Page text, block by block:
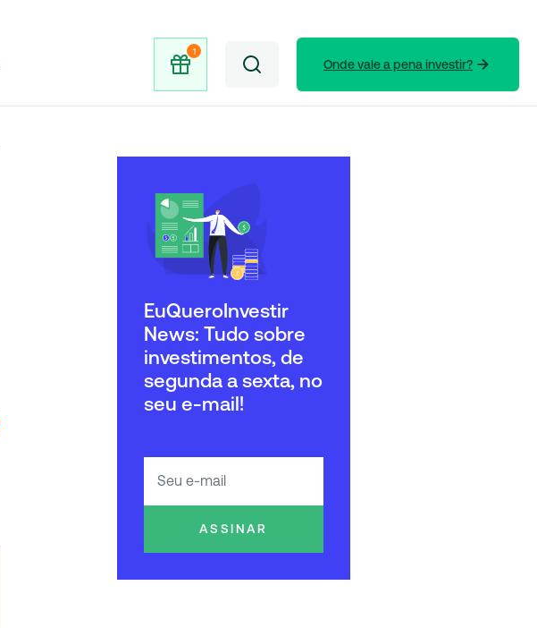
Onde vale a pena investir?
EuQueroInvestir
News: Tudo sobre
investimentos, de
segunda a sexta, no
seu e-mail!
ASSINAR